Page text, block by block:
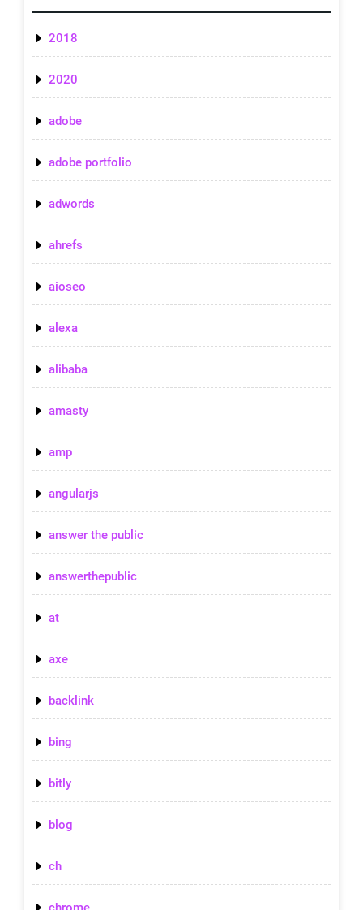
2018
2020
adobe
adobe portfolio
adwords
ahrefs
aioseo
alexa
alibaba
amasty
amp
angularjs
answer the public
answerthepublic
at
axe
backlink
bing
bitly
blog
ch